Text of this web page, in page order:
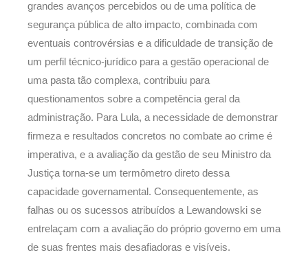
grandes avanços percebidos ou de uma política de
segurança pública de alto impacto, combinada com
eventuais controvérsias e a dificuldade de transição de
um perfil técnico-jurídico para a gestão operacional de
uma pasta tão complexa, contribuiu para
questionamentos sobre a competência geral da
administração. Para Lula, a necessidade de demonstrar
firmeza e resultados concretos no combate ao crime é
imperativa, e a avaliação da gestão de seu Ministro da
Justiça torna-se um termômetro direto dessa
capacidade governamental. Consequentemente, as
falhas ou os sucessos atribuídos a Lewandowski se
entrelaçam com a avaliação do próprio governo em uma
de suas frentes mais desafiadoras e visíveis.